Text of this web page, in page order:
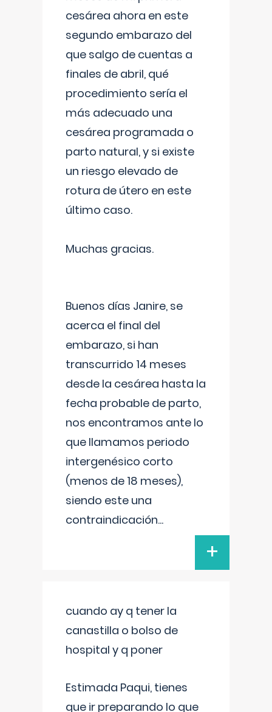
cesárea ahora en este
segundo embarazo del
que salgo de cuentas a
finales de abril, qué
procedimiento sería el
más adecuado una
cesárea programada o
parto natural, y si existe
un riesgo elevado de
rotura de útero en este
último caso.
Muchas gracias.
Buenos días Janire, se
acerca el final del
embarazo, si han
transcurrido 14 meses
desde la cesárea hasta la
fecha probable de parto,
nos encontramos ante lo
que llamamos periodo
intergenésico corto
(menos de 18 meses),
siendo este una
contraindicación...
+
cuando ay q tener la
canastilla o bolso de
hospital y q poner
Estimada Paqui, tienes
que ir preparando lo que